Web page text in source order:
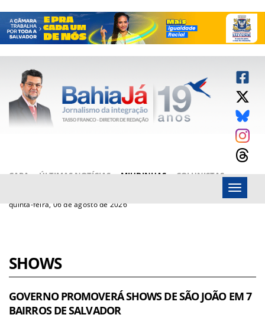
CAPA ÚLTIMAS NOTÍCIAS MIUDINHAS
COLUNISTAS
quinta-feira, 06 de agosto de 2026
Menu
SHOWS
GOVERNO PROMOVERÁ SHOWS DE SÃO JOÃO EM 7
BAIRROS DE SALVADOR